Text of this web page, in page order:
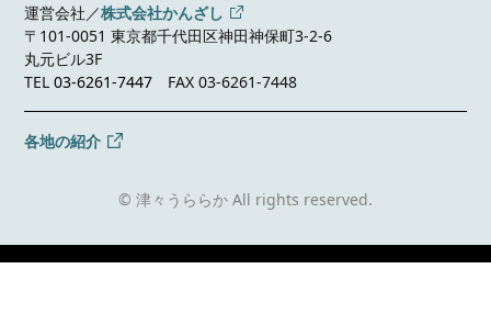
運営会社／株式会社かんざし
〒101-0051 東京都千代田区神田神保町3-2-6
丸元ビル3F
TEL03-6261-7447 FAX 03-6261-7448
各地の紹介
© 津々うららか All rights reserved.